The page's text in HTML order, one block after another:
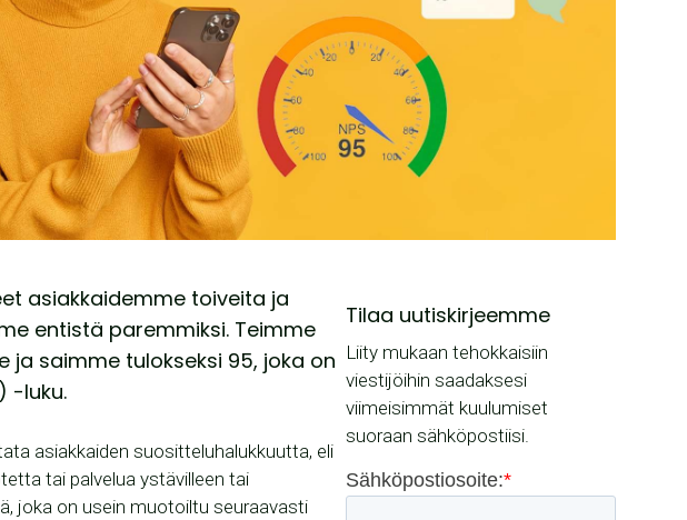
asiakkaidemme toiveita ja
entistä paremmiksi. Teimme
ja saimme tulokseksi 95, joka on
-luku.
asiakkaiden suositteluhalukkuutta, eli
tai palvelua ystävilleen tai
joka on usein muotoiltu seuraavasti
Tilaa uutiskirjeemme
Liity mukaan tehokkaisiin
viestijöihin saadaksesi
viimeisimmät kuulumiset
suoraan sähköpostiisi.